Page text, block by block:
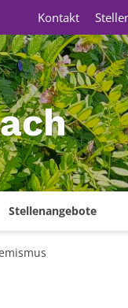
Stellenangebote
Kontakt